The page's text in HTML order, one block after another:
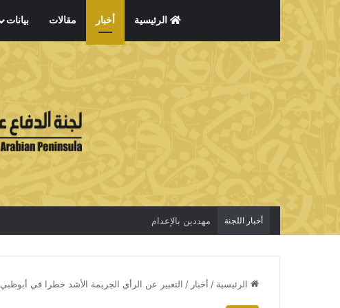
الرئيسية أخبار مقالات بيانات
أخبار اللجنة مهددين بالإعدام
الرئيسية / أخبار / التعبير عن الرأي الجريمة الأشد خطرا في أبوظبي